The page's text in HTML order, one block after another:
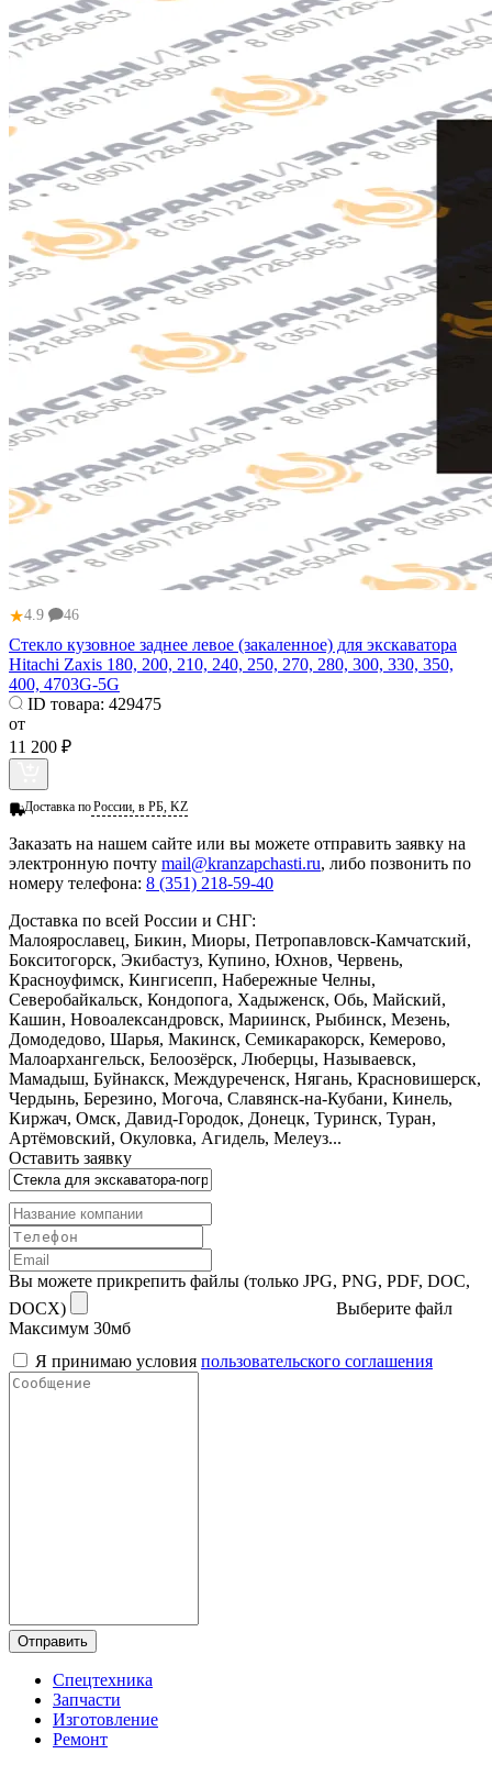
★4.9 46
Стекло кузовное заднее левое (закаленное) для экскаватора
Hitachi Zaxis 180, 200, 210, 240, 250, 270, 280, 300, 330, 350,
400, 4703G-5G
ID товара: 429475
от
11 200 ₽
Доставка поРоссии, в РБ, KZ
Заказать на нашем сайте или вы можете отправить заявку на
электронную почту mail@kranzapchasti.ru, либо позвонить по
номеру телефона: 8 (351) 218-59-40
Доставка по всей России и СНГ:
Малоярославец, Бикин, Миоры, Петропавловск-Камчатский,
Бокситогорск, Экибастуз, Купино, Юхнов, Червень,
Красноуфимск, Кингисепп, Набережные Челны,
Северобайкальск, Кондопога, Хадыженск, Обь, Майский,
Кашин, Новоалександровск, Мариинск, Рыбинск, Мезень,
Домодедово, Шарья, Макинск, Семикаракорск, Кемерово,
Малоархангельск, Белоозёрск, Люберцы, Называевск,
Мамадыш, Буйнакск, Междуреченск, Нягань, Красновишерск,
Чердынь, Березино, Могоча, Славянск-на-Кубани, Кинель,
Киржач, Омск, Давид-Городок, Донецк, Туринск, Туран,
Артёмовский, Окуловка, Агидель, Мелеуз...
Оставить заявку
Вы можете прикрепить файлы (только JPG, PNG, PDF, DOC,
DOCX)
Выберите файл
Максимум 30мб
Я принимаю условия пользовательского соглашения
Отправить
Спецтехника
Запчасти
Изготовление
Ремонт